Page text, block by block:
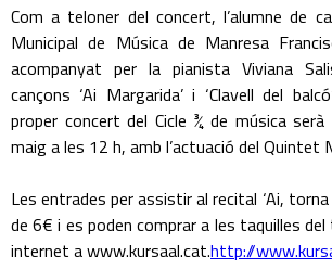
Com a teloner del concert, l’alumne de
Municipal de Música de Manresa
acompanyat per la pianista Viviana
cançons ‘Ai Margarida’ i ‘Clavell del
proper concert del Cicle ¾ de música
maig a les 12 h, amb l’actuació del Quintet
Les entrades per assistir al recital ‘Ai,
de 6€ i es poden comprar a les taquilles
internet a www.kursaal.cat.http://